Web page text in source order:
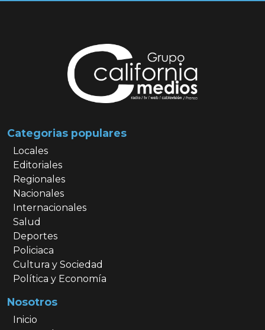
Categorias populares
Locales
Editoriales
Regionales
Nacionales
Internacionales
Salud
Deportes
Policiaca
Cultura y Sociedad
Política y Economía
Nosotros
Inicio